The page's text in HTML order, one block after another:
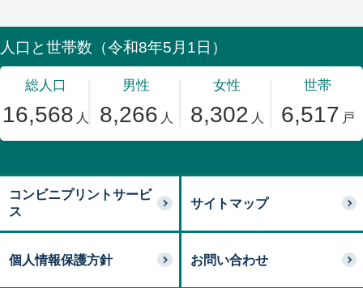
コンビニプリントサービ
ス
サイトマップ
個人情報保護方針 お問い合わせ